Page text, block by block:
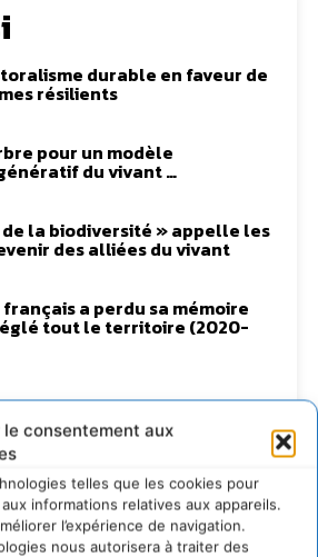
le consentement aux
telles que les cookies pour
informations relatives aux appareils.
l’expérience de navigation.
nous autorisera à traiter des
durable en faveur de
résilients
pour un modèle
du vivant …
de la biodiversité » appelle les
des alliées du vivant
a perdu sa mémoire
tout le territoire (2020-